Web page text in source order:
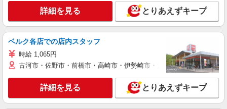
詳細を見る とりあえずキープ
ベルク各店での店内スタッフ
時給 1,065円
古河市・佐野市・前橋市・高崎市・伊勢崎市・太田市・館林市・藤
詳細を見る とりあえずキープ